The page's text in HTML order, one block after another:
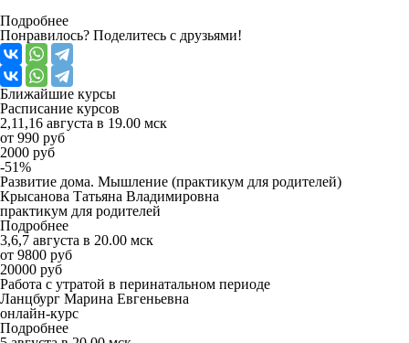
Подробнее
Понравилось? Поделитесь с друзьями!
Ближайшие курсы
Расписание курсов
2,11,16 августа в 19.00 мск
от 990 руб
2000 руб
-51%
Развитие дома. Мышление (практикум для родителей)
Крысанова Татьяна Владимировна
практикум для родителей
Подробнее
3,6,7 августа в 20.00 мск
от 9800 руб
20000 руб
Работа с утратой в перинатальном периоде
Ланцбург Марина Евгеньевна
онлайн-курс
Подробнее